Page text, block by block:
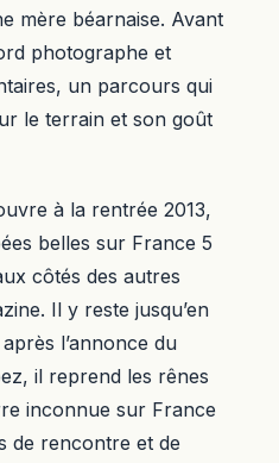
mère béarnaise. Avant
photographe et
un parcours qui
le terrain et son goût
à la rentrée 2013,
belles sur France 5
côtés des autres
Il y reste jusqu’en
l’annonce du
il reprend les rênes
inconnue sur France
de rencontre et de